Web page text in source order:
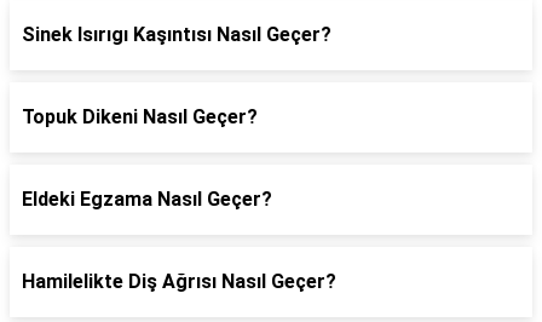
Sinek Isırıgı Kaşıntısı Nasıl Geçer?
Topuk Dikeni Nasıl Geçer?
Eldeki Egzama Nasıl Geçer?
Hamilelikte Diş Ağrısı Nasıl Geçer?